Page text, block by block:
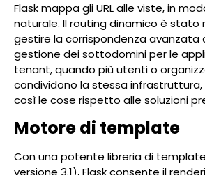
Flask mappa gli URL alle viste, in
naturale. Il routing dinamico è stato
gestire la corrispondenza avanzata
gestione dei sottodomini per le
tenant, quando più utenti o
condividono la stessa
così le cose rispetto alle soluzioni
Motore di template
Con una potente libreria di
versione 3.1), Flask consente il